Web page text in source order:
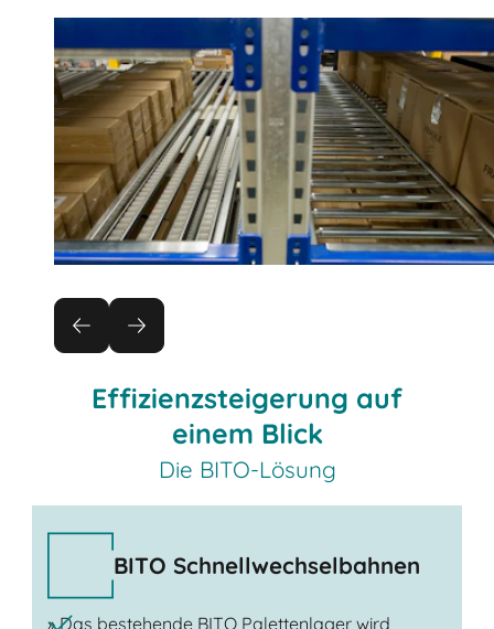
Effizienzsteigerung auf
einem Blick
Die BITO-Lösung
BITO Schnellwechselbahnen
» Das bestehende BITO Palettenlager wird